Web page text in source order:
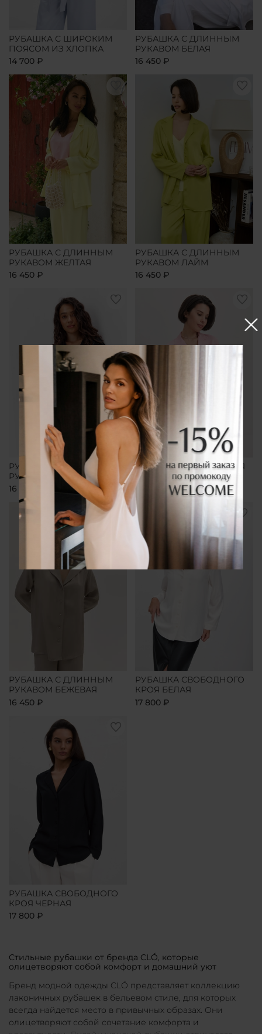
РУБАШКА С ШИРОКИМ
ПОЯСОМ ИЗ ХЛОПКА
14 700 ₽
РУБАШКА С ДЛИННЫМ
РУКАВОМ БЕЛАЯ
16 450 ₽
РУБАШКА С ДЛИННЫМ
РУКАВОМ ЖЕЛТАЯ
16 450 ₽
РУБАШКА С ДЛИННЫМ
РУКАВОМ ЛАЙМ
16 450 ₽
РУБАШКА С ДЛИННЫМ
РУКАВОМ ЧЕРНАЯ
16 450 ₽
РУБАШКА УДЛИНЕННАЯ
РОЗОВАЯ
16 450 ₽
РУБАШКА С ДЛИННЫМ
РУКАВОМ БЕЖЕВАЯ
16 450 ₽
РУБАШКА СВОБОДНОГО
КРОЯ БЕЛАЯ
17 800 ₽
РУБАШКА СВОБОДНОГО
КРОЯ ЧЕРНАЯ
17 800 ₽
Стильные рубашки от бренда CLÓ, которые
олицетворяют собой комфорт и домашний уют
Бренд модной одежды CLÓ представляет коллекцию
лаконичных рубашек в бельевом стиле, для которых
всегда найдется место в привычных образах. Они
олицетворяют собой сочетание комфорта и